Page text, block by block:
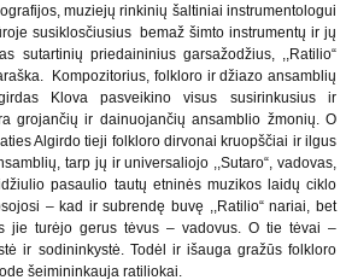
muziejų rinkinių šaltiniai instrumentologui
susiklosčiusius bemaž šimto instrumentų ir jų
sutartinių priedaininius garsažodžius, ,,Ratilio“
Kompozitorius, folkloro ir džiazo ansamblių
Klova pasveikino visus susirinkusius ir
grojančių ir dainuojančių ansamblio žmonių. O
Algirdo tieji folkloro dirvonai kruopščiai ir ilgus
tarp jų ir universaliojo ,,Sutaro“, vadovas,
pasaulio tautų etninės muzikos laidų ciklo
– kad ir subrendę buvę ,,Ratilio“ nariai, bet
jie turėjo gerus tėvus – vadovus. O tie tėvai –
ir sodininkystė. Todėl ir išauga gražūs folkloro
šeimininkauja ratiliokai.